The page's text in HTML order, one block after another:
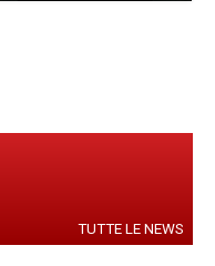
TUTTE LE NEWS